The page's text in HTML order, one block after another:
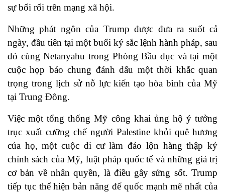
sự bối rối trên mạng xã hội.
Những phát ngôn của Trump được đưa ra suốt cả
ngày, đầu tiên tại một buổi ký sắc lệnh hành pháp, sau
đó cùng Netanyahu trong Phòng Bầu dục và tại một
cuộc họp báo chung đánh dấu một thời khắc quan
trọng trong lịch sử nỗ lực kiến tạo hòa bình của Mỹ
tại Trung Đông.
Việc một tổng thống Mỹ công khai ủng hộ ý tưởng
trục xuất cưỡng chế người Palestine khỏi quê hương
của họ, một cuộc di cư làm đảo lộn hàng thập kỷ
chính sách của Mỹ, luật pháp quốc tế và những giá trị
cơ bản về nhân quyền, là điều gây sửng sốt. Trump
tiếp tục thể hiện bản năng đế quốc mạnh mẽ nhất của